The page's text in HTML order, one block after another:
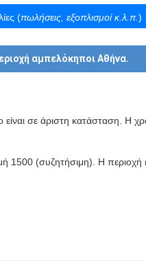
(πωλήσεις, εξοπλισμοί κ.λ.π.)
αμπελόκηποι Αθήνα.
σε άριστη κατάσταση. Η
1500 (συζητήσιμη). Η περιοχή